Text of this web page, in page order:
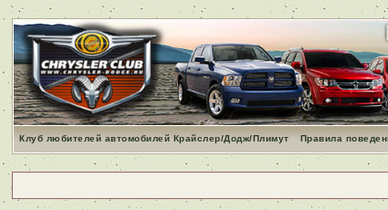
Клуб любителей автомобилей Крайслер/Додж/Плимут Правила